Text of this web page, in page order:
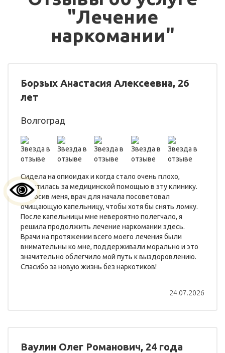
"Лечение
наркомании"
Борзых Анастасия Алексеевна, 26
лет
Волгоград
Сидела на опиоидах и когда стало очень плохо,
обратилась за медицинской помощью в эту клинику.
Опросив меня, врач для начала посоветовал
очищающую капельницу, чтобы хотя бы снять ломку.
После капельницы мне невероятно полегчало, я
решила продолжить лечение наркомании здесь.
Врачи на протяжении всего моего лечения были
внимательны ко мне, поддерживали морально и это
значительно облегчило мой путь к выздоровлению.
Спасибо за новую жизнь без наркотиков!
24.07.2026
Ваулин Олег Романович, 24 года